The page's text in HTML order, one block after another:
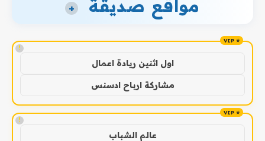
مواقع صديقة +
!
اول اثنين ريادة اعمال
مشاركة ارباح ادسنس
!
عالم الشباب